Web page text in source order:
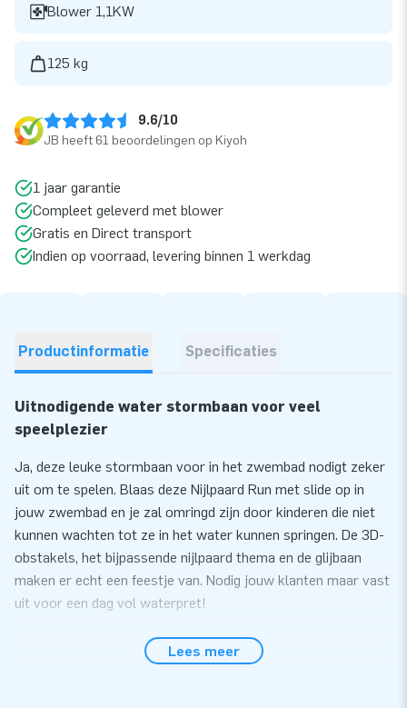
Blower 1,1KW
125 kg
9.6/10
JB heeft 61 beoordelingen op Kiyoh
1 jaar garantie
Compleet geleverd met blower
Gratis en Direct transport
Indien op voorraad, levering binnen 1 werkdag
Productinformatie Specificaties
Uitnodigende water stormbaan voor veel
speelplezier
Ja, deze leuke stormbaan voor in het zwembad nodigt zeker
uit om te spelen. Blaas deze Nijlpaard Run met slide op in
jouw zwembad en je zal omringd zijn door kinderen die niet
kunnen wachten tot ze in het water kunnen springen. De 3D-
obstakels, het bijpassende nijlpaard thema en de glijbaan
maken er echt een feestje van. Nodig jouw klanten maar vast
uit voor een dag vol waterpret!
Spelen zonder gevaar
Lees meer